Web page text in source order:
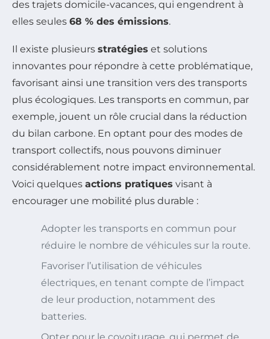
des trajets domicile-vacances, qui engendrent à
elles seules 68 % des émissions.
Il existe plusieurs stratégies et solutions
innovantes pour répondre à cette problématique,
favorisant ainsi une transition vers des transports
plus écologiques. Les transports en commun, par
exemple, jouent un rôle crucial dans la réduction
du bilan carbone. En optant pour des modes de
transport collectifs, nous pouvons diminuer
considérablement notre impact environnemental.
Voici quelques actions pratiques visant à
encourager une mobilité plus durable :
Adopter les transports en commun pour
réduire le nombre de véhicules sur la route.
Favoriser l’utilisation de véhicules
électriques, en tenant compte de l’impact
de leur production, notamment des
batteries.